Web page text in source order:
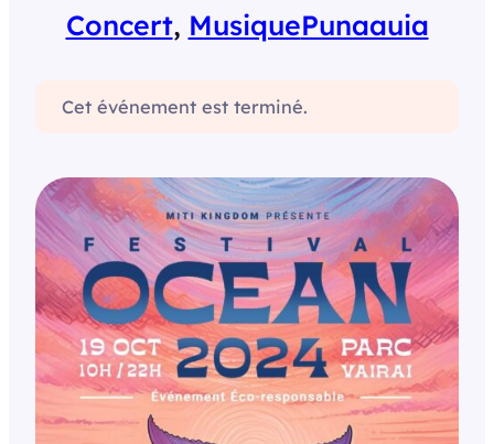
Concert, MusiquePunaauia
Cet événement est terminé.